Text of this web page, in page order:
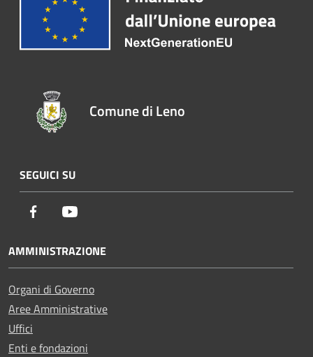
Comune di Leno
SEGUICI SU
Facebook
AMMINISTRAZIONE
Organi di Governo
Aree Amministrative
Uffici
Enti e fondazioni